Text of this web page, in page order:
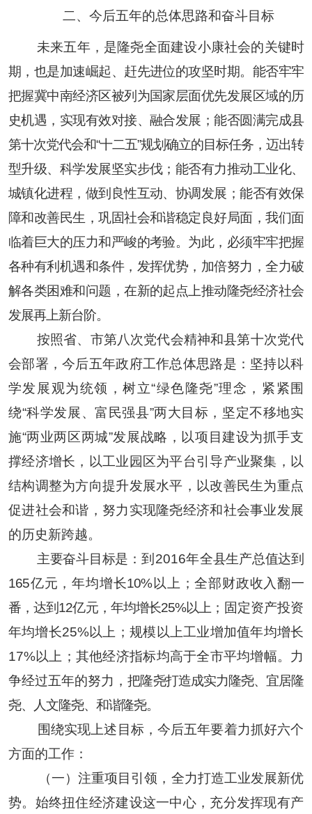
二、今后五年的总体思路和奋斗目标
未来五年，是隆尧全面建设小康社会的关键时
期，也是加速崛起、赶先进位的攻坚时期。能否牢牢
把握冀中南经济区被列为国家层面优先发展区域的历
史机遇，实现有效对接、融合发展；能否圆满完成县
第十次党代会和“十二五”规划确立的目标任务，迈出转
型升级、科学发展坚实步伐；能否有力推动工业化、
城镇化进程，做到良性互动、协调发展；能否有效保
障和改善民生，巩固社会和谐稳定良好局面，我们面
临着巨大的压力和严峻的考验。为此，必须牢牢把握
各种有利机遇和条件，发挥优势，加倍努力，全力破
解各类困难和问题，在新的起点上推动隆尧经济社会
发展再上新台阶。
按照省、市第八次党代会精神和县第十次党代
会部署，今后五年政府工作总体思路是： 坚持以科
学发展观为统领，树立“绿色隆尧”理念，紧紧围
绕“科学发展、富民强县”两大目标，坚定不移地实
施“两业两区两城”发展战略，以项目建设为抓手支
撑经济增长，以工业园区为平台引导产业聚集，以
结构调整为方向提升发展水平，以改善民生为重点
促进社会和谐，努力实现隆尧经济和社会事业发展
的历史新跨越。
主要奋斗目标是： 到 2016年全县生产总值达到
165亿元，年均增长10%以上；全部财政收入翻一
番，达到 12亿元，年均增长25%以上； 固定资产投资
年均增长25%以上；规模以上工业增加值年均增长
17%以上；其他经济指标均高于全市平均增幅。力
争经过五年的努力，把隆尧打造成实力隆尧、宜居隆
尧、人文隆尧、和谐隆尧。
围绕实现上述目标，今后五年要着力抓好六个
方面的工作：
（一）注重项目引领，全力打造工业发展新优
势。 始终扭住经济建设这一中心，充分发挥现有产